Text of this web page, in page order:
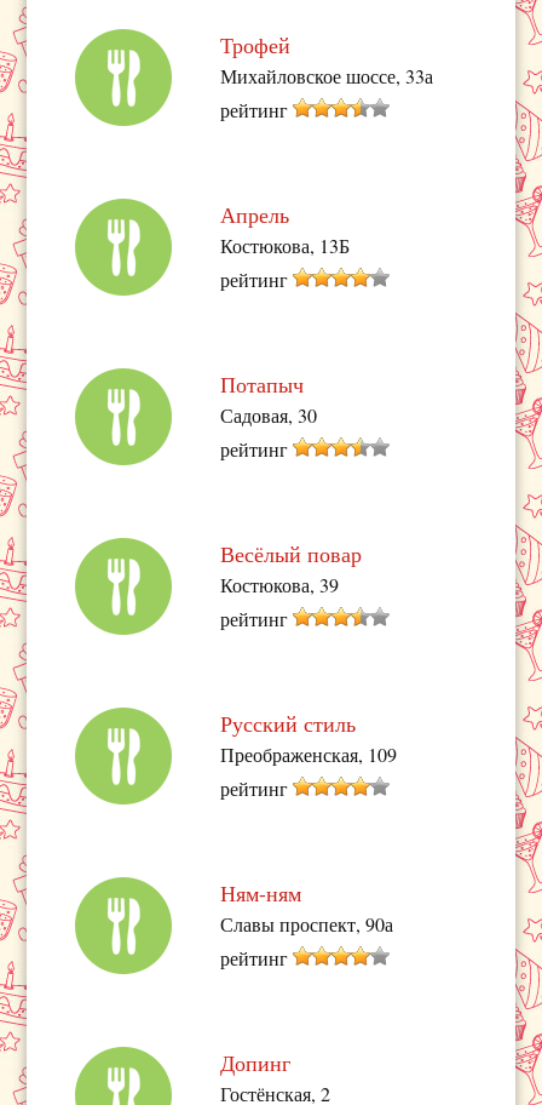
Трофей
Михайловское шоссе, 33а
рейтинг
Апрель
Костюкова, 13Б
рейтинг
Потапыч
Садовая, 30
рейтинг
Весёлый повар
Костюкова, 39
рейтинг
Русский стиль
Преображенская, 109
рейтинг
Ням-ням
Славы проспект, 90а
рейтинг
Допинг
Гостёнская, 2